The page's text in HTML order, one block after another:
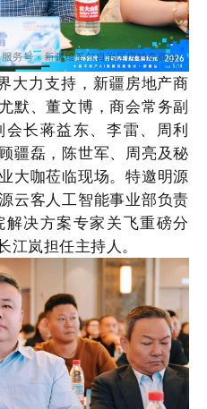
大力支持，新疆房地产商
默、董文博，商会常务副
长蒋益东、李雷、周利
顾疆磊，陈世军、 周亮及秘
大咖莅临现场。特邀明源
云客人工智能事业部负责
解决方案专家关飞重磅分
江岚担任主持人。